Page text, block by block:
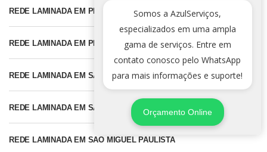
REDE LAMINADA EM PERUS
REDE LAMINADA EM PIRITUBA
REDE LAMINADA EM SANTANA
REDE LAMINADA EM SAO MATHEUS
REDE LAMINADA EM SAO MIGUEL PAULISTA
Somos a AzulServiços,
especializados em uma ampla
gama de serviços. Entre em
contato conosco pelo WhatsApp
para mais informações e suporte!
Orçamento Online